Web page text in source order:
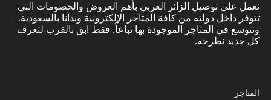
نعمل على توصيل الزائر العربي بأهم العروض والخصومات التي
تتوفر داخل دولته من كافة المتاجر الإلكترونية وبدأنا بالسعودية.
ونتوسع في المتاجر الموجودة بها تباعاً. فقط ابق بالقرب لتعرف
كل جديد نطرحه.
المتاجر